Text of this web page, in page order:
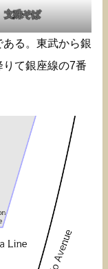
文殊そば
る。東武から銀
て銀座線の7番